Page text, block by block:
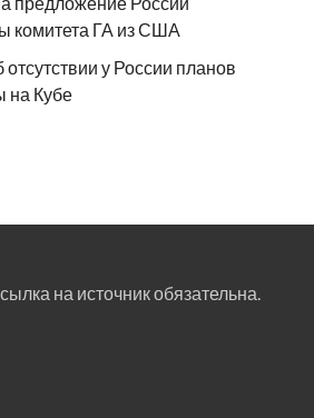
комитета ГА из США
у России планов
на Кубе
на источник обязательна.